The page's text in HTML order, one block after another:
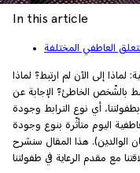
In this article
لماذا إلى الآن لم ارتبط؟ لماذا
بالشّخص الخاطئ؟ الإجابة عن
أي نوع الترابط وجودة
اليوم متأثّرة بنوع وجودة
الوالدين). هذا المقال سنشرح